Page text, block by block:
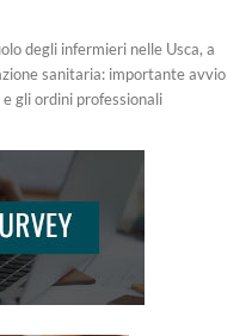
degli infermieri nelle Usca, a
sanitaria: importante avvio
gli ordini professionali